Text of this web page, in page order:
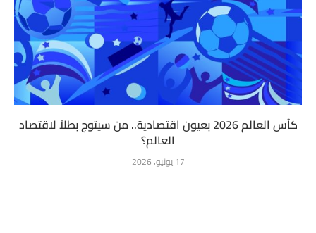
كأس العالم 2026 بعيون اقتصادية.. من سيتوج بطلاً لاقتصاد
العالم؟
17 يونيو، 2026